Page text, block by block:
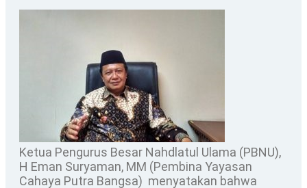
Ketua Pengurus Besar Nahdlatul Ulama (PBNU),
H Eman Suryaman, MM (Pembina Yayasan
Cahaya Putra Bangsa) menyatakan bahwa